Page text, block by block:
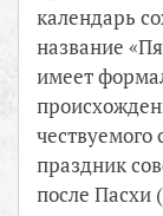
календарь
название
имеет
чествуемого
праздник
после Пасхи